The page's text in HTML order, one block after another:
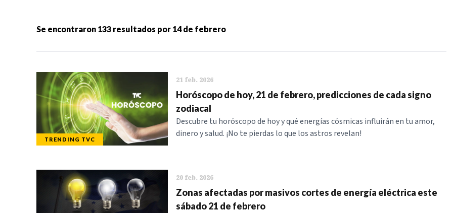
Categorias: NOTICIAS SERIES
Se encontraron 133 resultados por 14 de febrero
TRENDING TVC
21 feb. 2026
Horóscopo de hoy, 21 de febrero, predicciones de cada signo
zodiacal
Descubre tu horóscopo de hoy y qué energías cósmicas influirán en tu amor,
dinero y salud. ¡No te pierdas lo que los astros revelan!
20 feb. 2026
Zonas afectadas por masivos cortes de energía eléctrica este
sábado 21 de febrero